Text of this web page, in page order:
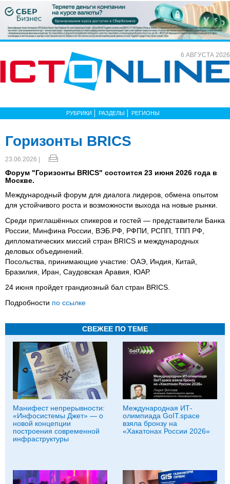
6 АВГУСТА 2026
РУБРИКИ РАЗДЕЛЫ РЕГИОНЫ
Горизонты BRICS
23.06.2026 |
Форум "Горизонты BRICS" состоится 23 июня 2026 года в
Москве.
Международный форум для диалога лидеров, обмена опытом
для устойчивого роста и возможности выхода на новые рынки.
Среди приглашённых спикеров и гостей — представители Банка
России, Минфина России, ВЭБ.РФ, РФПИ, РСПП, ТПП РФ,
дипломатических миссий стран BRICS и международных
деловых объединений.
Посольства, принимающие участие: ОАЭ, Индия, Китай,
Бразилия, Иран, Саудовская Аравия, ЮАР.
24 июня пройдет грандиозный бал стран BRICS.
Подробности по ссылке
СВЕЖЕЕ ПО ТЕМЕ
Манифест непрерывности:
«Инфосистемы Джет» — о
новой концепции
построения современной
инфраструктуры
Международная ИТ-
олимпиада GoIT.space
взяла бронзу на
«Хакатонах России 2026»